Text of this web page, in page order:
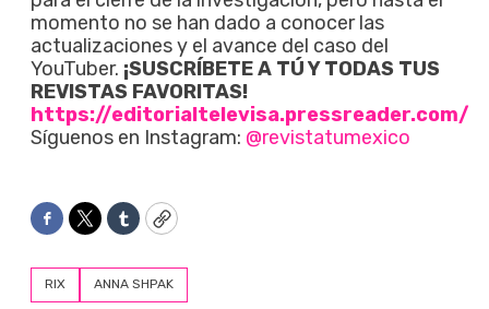
momento no se han dado a conocer las
actualizaciones y el avance del caso del
YouTuber. ¡SUSCRÍBETE A TÚ Y TODAS TUS
REVISTAS FAVORITAS!
https://editorialtelevisa.pressreader.com/
Síguenos en Instagram: @revistatumexico
Facebook
TwitterTumblrCopy
RIX ANNA SHPAK